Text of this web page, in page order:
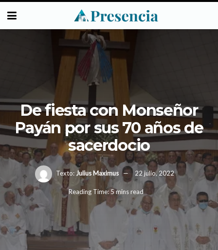
De fiesta con Monseñor
Payán por sus 70 años de
sacerdocio
Texto: Julius Maximus 22 julio, 2022
Reading Time: 5 mins read